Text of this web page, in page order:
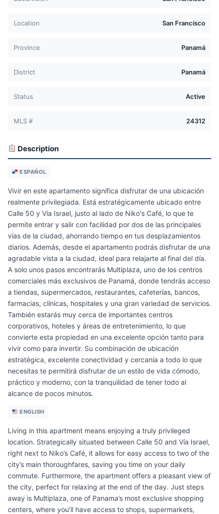
Location San Francisco
Province Panamá
District Panamá
Status Active
MLS # 24312
Description
ESPAÑOL
Vivir en este apartamento significa disfrutar de una ubicación
realmente privilegiada. Está estratégicamente ubicado entre
Calle 50 y Vía Israel, justo al lado de Niko's Café, lo que te
permite entrar y salir con facilidad por dos de las principales
vías de la ciudad, ahorrando tiempo en tus desplazamientos
diarios. Además, desde el apartamento podrás disfrutar de una
agradable vista a la ciudad, ideal para relajarte al final del día.
A solo unos pasos encontrarás Multiplaza, uno de los centros
comerciales más exclusivos de Panamá, donde tendrás acceso
a tiendas, supermercados, restaurantes, cafeterías, bancos,
farmacias, clínicas, hospitales y una gran variedad de servicios.
También estarás muy cerca de importantes centros
corporativos, hoteles y áreas de entretenimiento, lo que
convierte esta propiedad en una excelente opción tanto para
vivir como para invertir. Su combinación de ubicación
estratégica, excelente conectividad y cercanía a todo lo que
necesitas te permitirá disfrutar de un estilo de vida cómodo,
práctico y moderno, con la tranquilidad de tener todo al
alcance de pocos minutos.
ENGLISH
Living in this apartment means enjoying a truly privileged
location. Strategically situated between Calle 50 and Vía Israel,
right next to Niko’s Café, it allows for easy access to two of the
city’s main thoroughfares, saving you time on your daily
commute. Furthermore, the apartment offers a pleasant view of
the city, perfect for relaxing at the end of the day. Just steps
away is Multiplaza, one of Panama’s most exclusive shopping
centers, where you’ll have access to shops, supermarkets,